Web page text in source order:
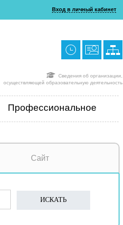
Вход в личный кабинет
Сведения об организации,
осуществляющей образовательную деятельность
Профессиональное
Сайт